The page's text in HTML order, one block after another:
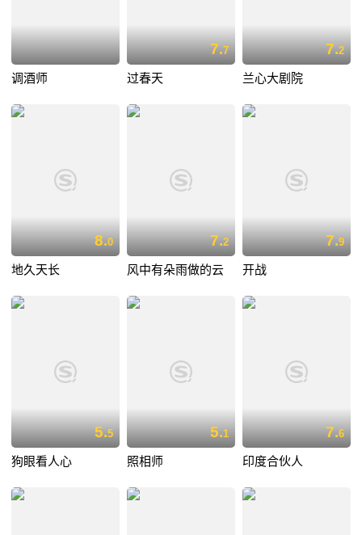
调酒师
7.7
过春天
7.2
兰心大剧院
8.0
地久天长
7.2
风中有朵雨做的云
7.9
开战
5.5
狗眼看人心
5.1
照相师
7.6
印度合伙人